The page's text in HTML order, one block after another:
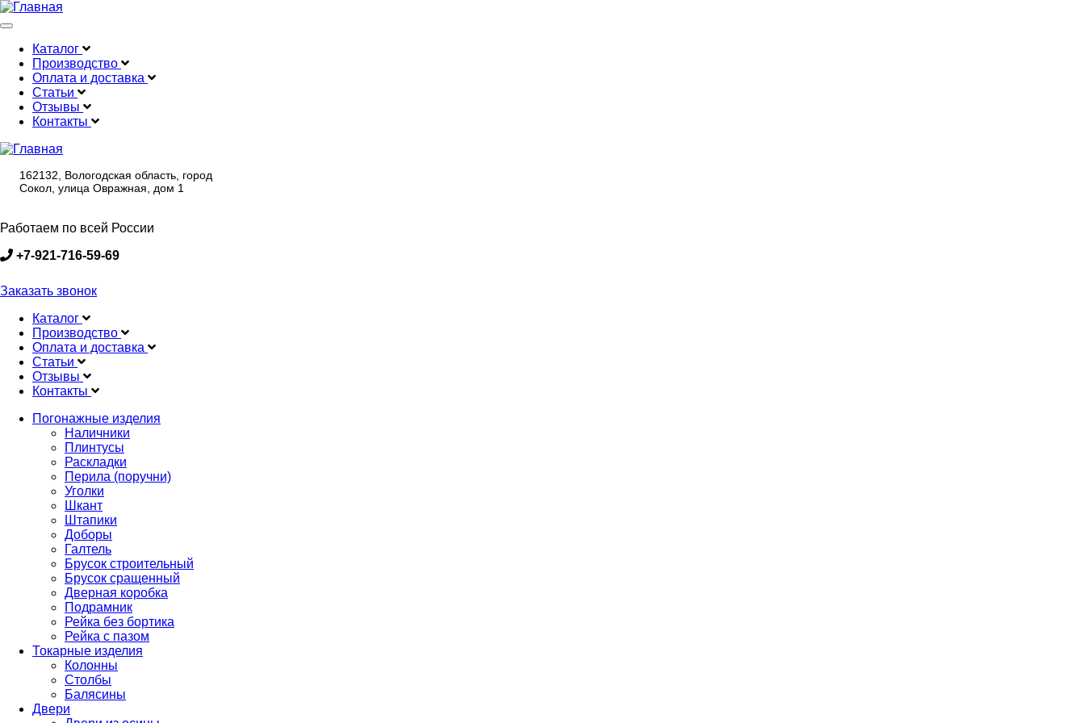
Меню
Main
navigation
Каталог
Производство
Оплата и доставка
Статьи
Отзывы
Контакты
162132, Вологодская область, город
Сокол, улица Овражная, дом 1
Работаем по всей России
+7-921-716-59-69
Заказать звонок
Main
navigation
Каталог
Производство
Оплата и доставка
Статьи
Отзывы
Контакты
Продукция
Погонажные изделия
Наличники
Плинтусы
Раскладки
Перила (поручни)
Уголки
Шкант
Штапики
Доборы
Галтель
Брусок строительный
Брусок сращенный
Дверная коробка
Подрамник
Рейка без бортика
Рейка с пазом
Токарные изделия
Колонны
Столбы
Балясины
Двери